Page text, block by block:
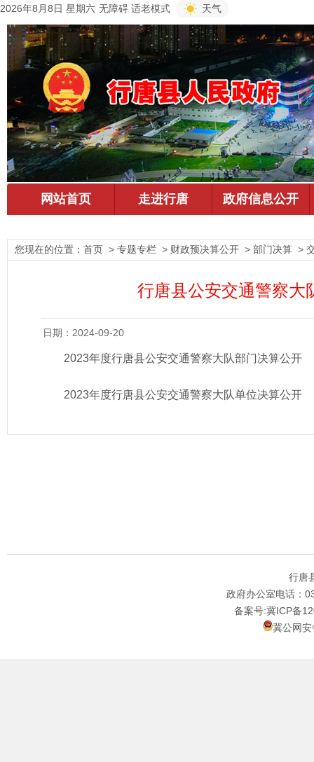
2026年8月8日 星期六 无障碍 适老模式 天气
您现在的位置： 首页 > 专题专栏 > 财政预决算公开 > 部门决算 >
行唐县公安交通警察大
日期：2024-09-20
2023年度行唐县公安交通警察大队部门决算公开
2023年度行唐县公安交通警察大队单位决算公开